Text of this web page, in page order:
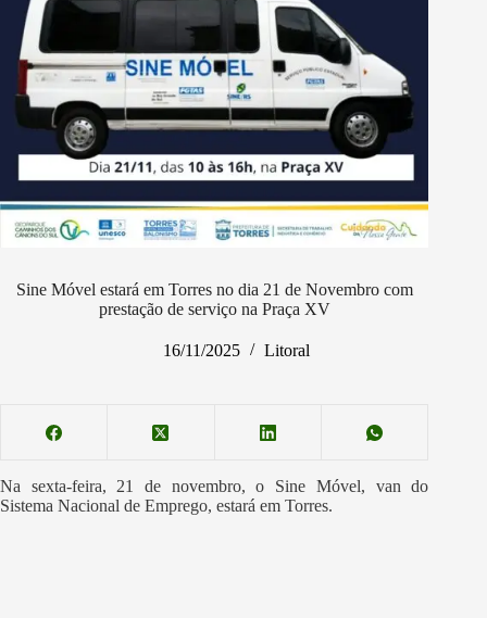
Sine Móvel estará em Torres no dia 21 de Novembro com
prestação de serviço na Praça XV
16/11/2025 Litoral
Na sexta-feira, 21 de novembro, o Sine Móvel, van do
Sistema Nacional de Emprego, estará em Torres.